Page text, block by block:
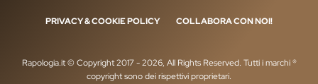
PRIVACY & COOKIE POLICY COLLABORA CON NOI!
Rapologia.it © Copyright 2017 - 2026, All Rights Reserved. Tutti i marchi ®
copyright sono dei rispettivi proprietari.